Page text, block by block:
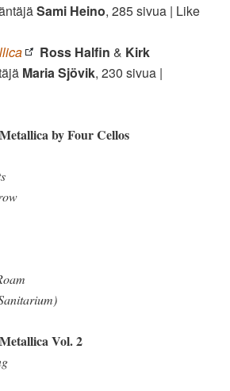
Sami Heino, 285 sivua | Like
Ross Halfin & Kirk
Maria Sjövik, 230 sivua |
by Four Cellos
Vol. 2